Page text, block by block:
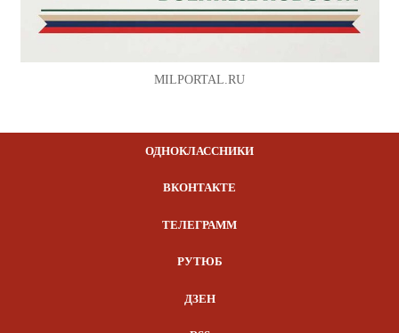
MILPORTAL.RU
ОДНОКЛАССНИКИ
ВКОНТАКТЕ
ТЕЛЕГРАММ
РУТЮБ
ДЗЕН